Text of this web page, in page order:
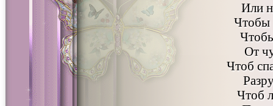
Или
Чтобы
От
Чтоб
Чтоб